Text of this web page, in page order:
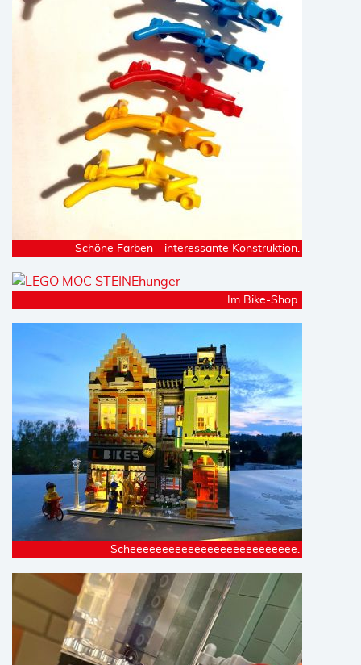
Schöne Farben - interessante Konstruktion.
Im Bike-Shop.
Scheeeeeeeeeeeeeeeeeeeeeeeeee.